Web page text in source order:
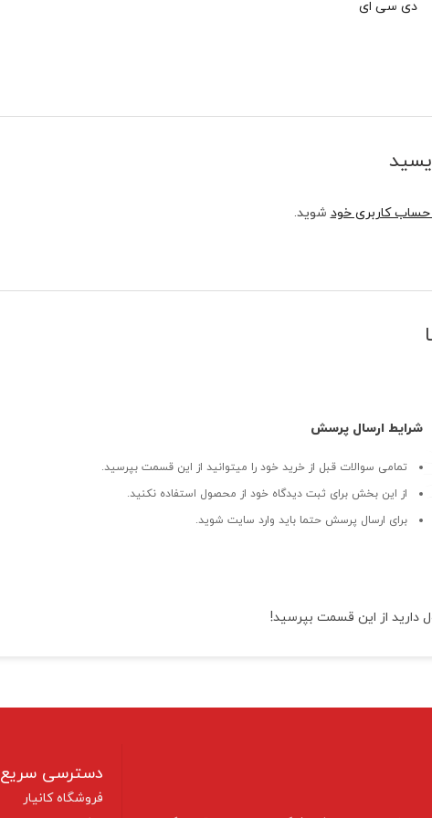
دی سی ای
حساب کاربری خودشوید.
شرایط ارسال پرسش
تمامی سوالات قبل از خرید خود را میتوانید از این قسمت بپرسید.
از این بخش برای ثبت دیدگاه خود از محصول استفاده نکنید.
برای ارسال پرسش حتما باید وارد سایت شوید.
دارید از این قسمت بپرسید!
دسترسی سریع
فروشگاه کانیار